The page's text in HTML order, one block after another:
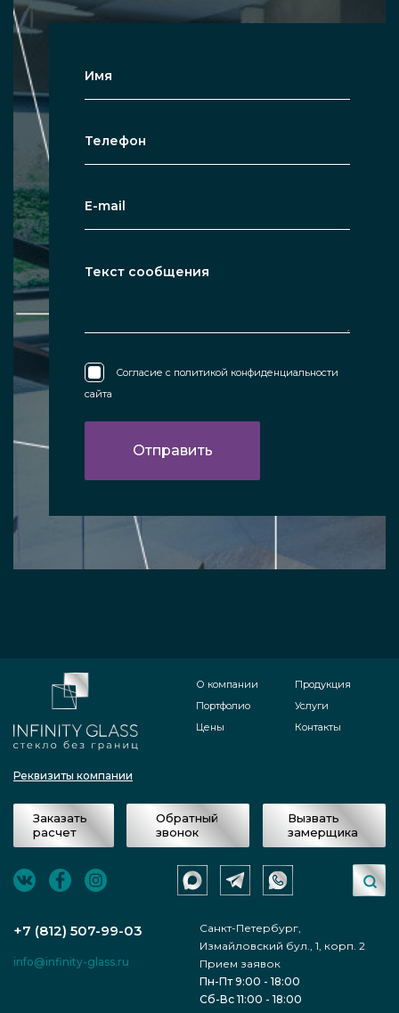
Согласие с политикой конфиденциальности
сайта
Реквизиты компании
О компании
Портфолио
Цены
Продукция
Услуги
Контакты
Заказать
расчет
Обратный
звонок
Вызвать
замерщика
+7 (812) 507-99-03
Санкт-Петербург,
Измайловский бул., 1, корп. 2
info@infinity-glass.ru
Прием заявок
Пн-Пт 9:00 - 18:00
Сб-Вс 11:00 - 18:00